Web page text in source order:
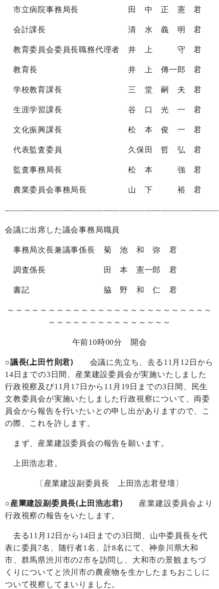
市立病院事務局長 田 中 正 憲 君
会計課長 清 水 義 明 君
教育委員会委員長職務代理者 井 上 守 君
教育長 井 上 傳一郎 君
学校教育課長 三 堂 嗣 夫 君
生涯学習課長 谷 口 光 一 君
文化振興課長 松 本 俊 一 君
代表監査委員 久保田 哲 弘 君
監査事務局長 松 本 強 君
農業委員会事務局長 山 下 裕 君
会議に出席した議会事務局職員
事務局次長兼議事係長 菊 池 和 弥 君
調査係長 田 本 憲一郎 君
書記 脇 野 和 仁 君
～～～～～～～～～～～～～～～～～～～～～～～～～
～～～～～～～～～～～～～～～
午前10時00分 開会
○議長(上田竹則君) 会議に先立ち、去る 11 月 12 日から
14 日までの3 日間、産業建設委員会が実施いたしました
行政視察及び11 月 17 日から 11 月 19 日までの3 日間、民生
文教委員会が実施いたしました行政視察について、両委
員会から報告を行いたいとの申し出がありますので、こ
の際、これを許します。
まず、産業建設委員会の報告を願います。
上田浩志君。
〔産業建設副委員長 上田浩志君登壇〕
○産業建設副委員長(上田浩志君) 産業建設委員会より
行政視察の報告をいたします。
去る11 月 12 日から 14日までの3日間、山中委員長を代
表に委員 7名、随行者1 名、計8名にて、神奈川県大和
市、群馬県渋川市の2市を訪問し、大和市の景観まちづ
くりについてと渋川市の農産物を生かしたまちおこしに
ついて視察してまいりました。